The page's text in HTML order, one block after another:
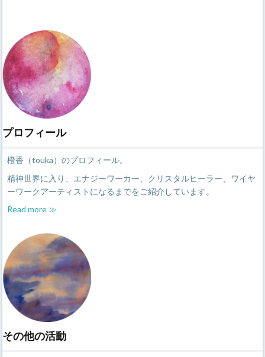
プロフィール
橙香（touka）のプロフィール。
精神世界に入り、エナジーワーカー、クリスタルヒーラー、ワイヤ
ーワークアーティストになるまでをご紹介しています。
Read more ≫
その他の活動